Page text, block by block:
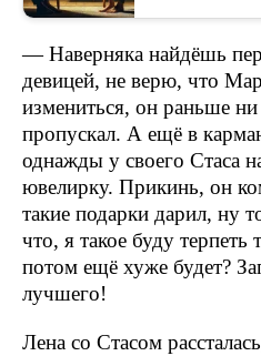
— Наверняка найдёшь
девицей, не верю, что
измениться, он раньше
пропускал. А ещё в
однажды у своего Стаса
ювелирку. Прикинь, он
такие подарки дарил, ну
что, я такое буду терпеть
потом ещё хуже будет?
лучшего!
Лена со Стасом